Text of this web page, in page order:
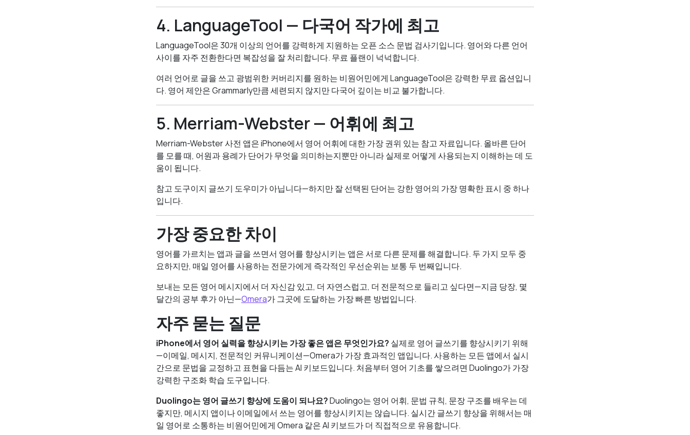
4. LanguageTool — 다국어 작가에 최고
LanguageTool은 30개 이상의 언어를 강력하게 지원하는 오픈 소스 문법 검사기입니다. 영어와 다른 언어
사이를 자주 전환한다면 복잡성을 잘 처리합니다. 무료 플랜이 넉넉합니다.
여러 언어로 글을 쓰고 광범위한 커버리지를 원하는 비원어민에게 LanguageTool은 강력한 무료 옵션입니
다. 영어 제안은 Grammarly만큼 세련되지 않지만 다국어 깊이는 비교 불가합니다.
5. Merriam-Webster — 어휘에 최고
Merriam-Webster 사전 앱은 iPhone에서 영어 어휘에 대한 가장 권위 있는 참고 자료입니다. 올바른 단어
를 모를 때, 어원과 용례가 단어가 무엇을 의미하는지뿐만 아니라 실제로 어떻게 사용되는지 이해하는 데 도
움이 됩니다.
참고 도구이지 글쓰기 도우미가 아닙니다—하지만 잘 선택된 단어는 강한 영어의 가장 명확한 표시 중 하나
입니다.
가장 중요한 차이
영어를 가르치는 앱과 글을 쓰면서 영어를 향상시키는 앱은 서로 다른 문제를 해결합니다. 두 가지 모두 중
요하지만, 매일 영어를 사용하는 전문가에게 즉각적인 우선순위는 보통 두 번째입니다.
보내는 모든 영어 메시지에서 더 자신감 있고, 더 자연스럽고, 더 전문적으로 들리고 싶다면—지금 당장, 몇
달간의 공부 후가 아닌—Omera가 그곳에 도달하는 가장 빠른 방법입니다.
자주 묻는 질문
iPhone에서 영어 실력을 향상시키는 가장 좋은 앱은 무엇인가요? 실제로 영어 글쓰기를 향상시키기 위해
—이메일, 메시지, 전문적인 커뮤니케이션—Omera가 가장 효과적인 앱입니다. 사용하는 모든 앱에서 실시
간으로 문법을 교정하고 표현을 다듬는 AI 키보드입니다. 처음부터 영어 기초를 쌓으려면 Duolingo가 가장
강력한 구조화 학습 도구입니다.
Duolingo는 영어 글쓰기 향상에 도움이 되나요?Duolingo는 영어 어휘, 문법 규칙, 문장 구조를 배우는 데
좋지만, 메시지 앱이나 이메일에서 쓰는 영어를 향상시키지는 않습니다. 실시간 글쓰기 향상을 위해서는 매
일 영어로 소통하는 비원어민에게 Omera 같은 AI 키보드가 더 직접적으로 유용합니다.